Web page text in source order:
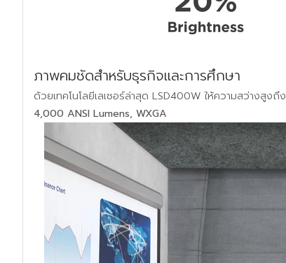
ภาพคมชัดสำหรับธุรกิจและการศึกษา
ด้วยเทคโนโลยีเลเซอร์ล่าสุด LSD400W ให้ความสว่างสูงถึง
4,000 ANSI Lumens, WXGA